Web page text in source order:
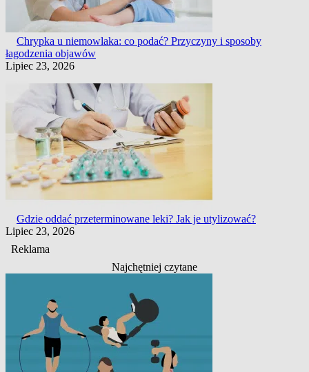
Chrypka u niemowlaka: co podać? Przyczyny i sposoby
łagodzenia objawów
Lipiec 23, 2026
Gdzie oddać przeterminowane leki? Jak je utylizować?
Lipiec 23, 2026
Reklama
Najchętniej czytane